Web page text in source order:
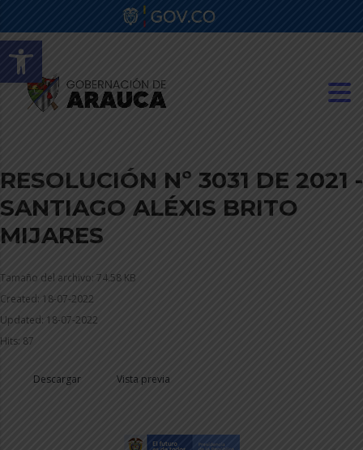
Abrir barra de herramientas
RESOLUCIÓN Nº 3031 DE 2021 -
SANTIAGO ALÉXIS BRITO
MIJARES
Tamaño del archivo: 74.58 KB
Created: 18-07-2022
Updated: 18-07-2022
Hits: 87
Descargar Vista previa